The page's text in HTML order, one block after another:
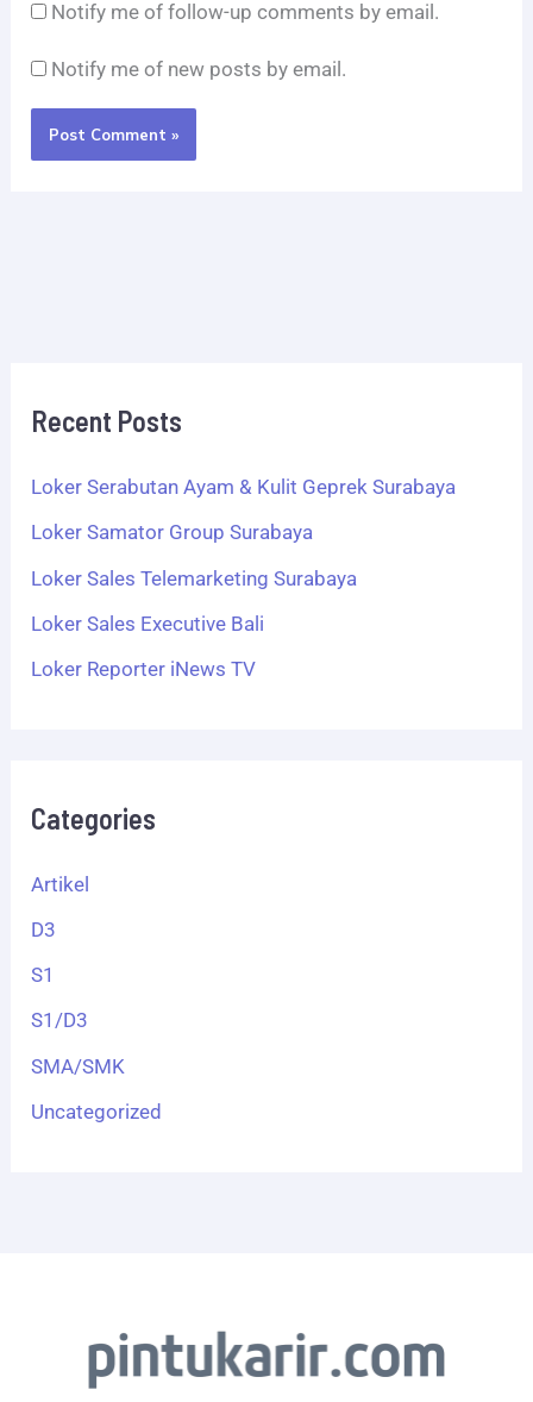
Notify me of follow-up comments by email.
Notify me of new posts by email.
Recent Posts
Loker Serabutan Ayam & Kulit Geprek Surabaya
Loker Samator Group Surabaya
Loker Sales Telemarketing Surabaya
Loker Sales Executive Bali
Loker Reporter iNews TV
Categories
Artikel
D3
S1
S1/D3
SMA/SMK
Uncategorized